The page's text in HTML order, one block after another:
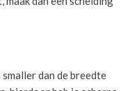
dan de breedte